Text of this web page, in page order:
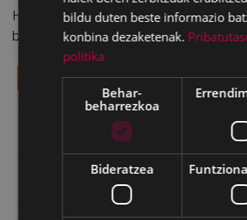
Hala ere, adi ordutegiarekin. Hona
bakoitzean zer, non eta zer ordutan:
bildu duten beste informazio
konbina dezaketenak.
politika
Behar-
beharrezkoa
Bideratzea